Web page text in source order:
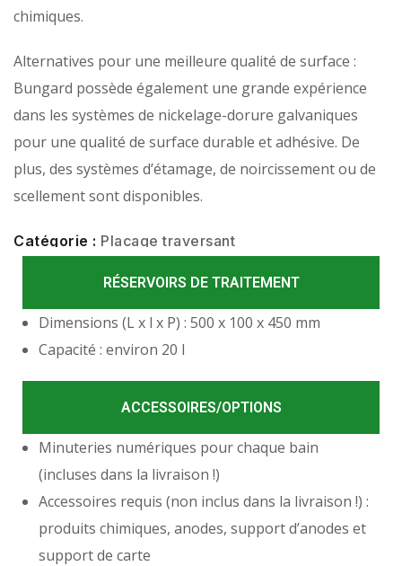
chimiques.
Alternatives pour une meilleure qualité de surface :
Bungard possède également une grande expérience
dans les systèmes de nickelage-dorure galvaniques
pour une qualité de surface durable et adhésive. De
plus, des systèmes d’étamage, de noircissement ou de
scellement sont disponibles.
Catégorie : Placage traversant
RÉSERVOIRS DE TRAITEMENT
Dimensions (L x l x P) : 500 x 100 x 450 mm
Capacité : environ 20 l
ACCESSOIRES/OPTIONS
Minuteries numériques pour chaque bain
(incluses dans la livraison !)
Accessoires requis (non inclus dans la livraison !) :
produits chimiques, anodes, support d’anodes et
support de carte